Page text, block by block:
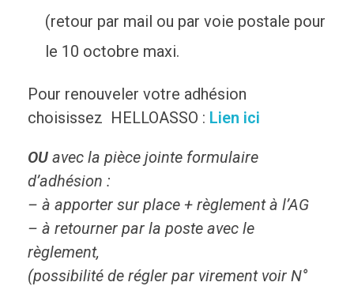
(retour par mail ou par voie postale pour
le 10 octobre maxi.
Pour renouveler votre adhésion
choisissez HELLOASSO : Lien ici
OU avec la pièce jointe formulaire
d’adhésion :
– à apporter sur place + règlement à l’AG
– à retourner par la poste avec le
règlement,
(possibilité de régler par virement voir N°